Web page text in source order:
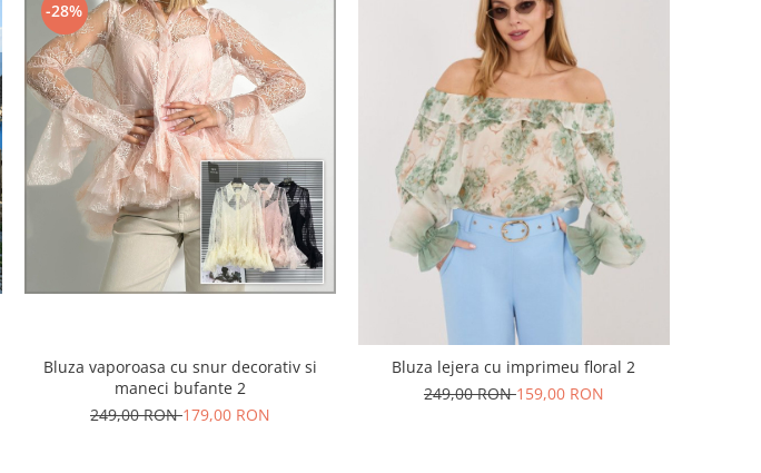
-28%
Bluza vaporoasa cu snur decorativ si
maneci bufante 2
249,00 RON179,00 RON
Bluza lejera cu imprimeu floral 2
249,00 RON159,00 RON